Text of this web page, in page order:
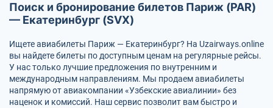
Поиск и бронирование билетов Париж (PAR)
— Екатеринбург (SVX)
Ищете авиабилеты Париж — Екатеринбург? На Uzairways.online
вы найдете билеты по доступным ценам на регулярные рейсы.
У нас только лучшие предложения по внутренним и
международным направлениям. Мы продаем авиабилеты
напрямую от авиакомпании «Узбекские авиалинии» без
наценок и комиссий. Наш сервис позволит вам быстро и